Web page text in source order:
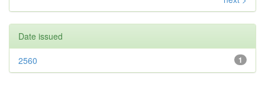
Date issued
1
2560